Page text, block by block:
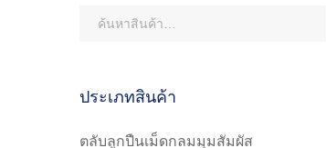
ประเภทสินค้า
ตลับลูกปืนเม็ดกลมมุมสัมผัส